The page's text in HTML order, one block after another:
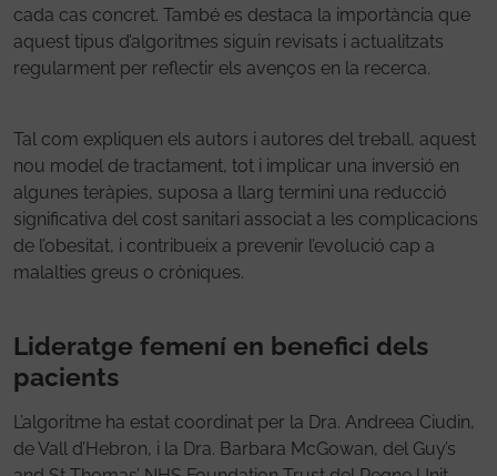
cada cas concret. També es destaca la importància que
aquest tipus d’algoritmes siguin revisats i actualitzats
regularment per reflectir els avenços en la recerca.
Tal com expliquen els autors i autores del treball, aquest
nou model de tractament, tot i implicar una inversió en
algunes teràpies, suposa a llarg termini una reducció
significativa del cost sanitari associat a les complicacions
de l’obesitat, i contribueix a prevenir l’evolució cap a
malalties greus o cròniques.
Lideratge femení en benefici dels
pacients
L’algoritme ha estat coordinat per la Dra. Andreea Ciudin,
de Vall d’Hebron, i la Dra. Barbara McGowan, del Guy’s